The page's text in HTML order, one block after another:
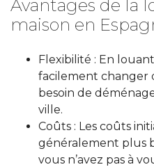
Avantages de la
maison en
Flexibilité : En
facilement changer
besoin de
ville.
Coûts : Les coûts
généralement plus
vous n’avez pas à